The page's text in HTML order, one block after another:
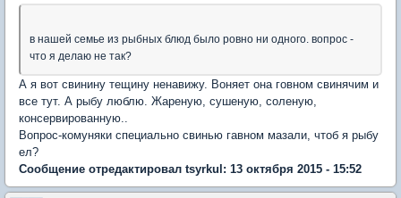
в нашей семье из рыбных блюд было ровно ни одного. вопрос -
что я делаю не так?
А я вот свинину тещину ненавижу. Воняет она говном свинячим и
все тут. А рыбу люблю. Жареную, сушеную, соленую,
консервированную..
Вопрос-комуняки специально свинью гавном мазали, чтоб я рыбу
ел?
Сообщение отредактировал tsyrkul: 13 октября 2015 - 15:52